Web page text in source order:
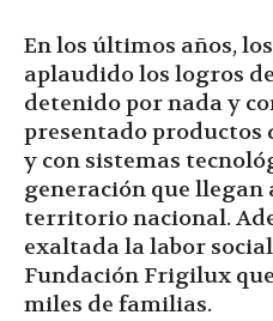
En los últimos años,
aplaudido los logros
detenido por nada y
presentado productos
y con sistemas
generación que llegan
territorio nacional.
exaltada la labor
Fundación Frigilux
miles de familias.